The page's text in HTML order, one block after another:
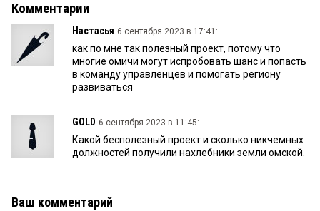
Комментарии
Настасья 6 сентября 2023 в 17:41:
как по мне так полезный проект, потому что
многие омичи могут испробовать шанс и попасть
в команду управленцев и помогать региону
развиваться
GOLD 6 сентября 2023 в 11:45:
Какой бесполезный проект и сколько никчемных
должностей получили нахлебники земли омской.
Ваш комментарий